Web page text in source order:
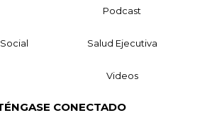
Podcast
Salud Ejecutiva
Videos
CONECTADO